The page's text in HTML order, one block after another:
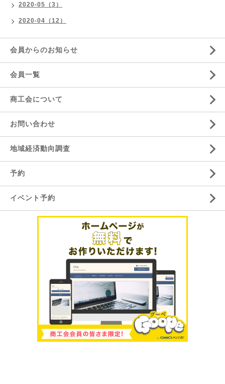
2020-05（3）
2020-04（12）
会員からのお知らせ
会員一覧
商工会について
お問い合わせ
地域経済動向調査
予約
イベント予約